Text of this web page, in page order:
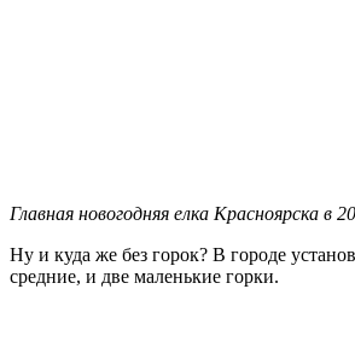
Главная новогодняя елка Красноярска в
Ну и куда же без горок? В городе
средние, и две маленькие горки.